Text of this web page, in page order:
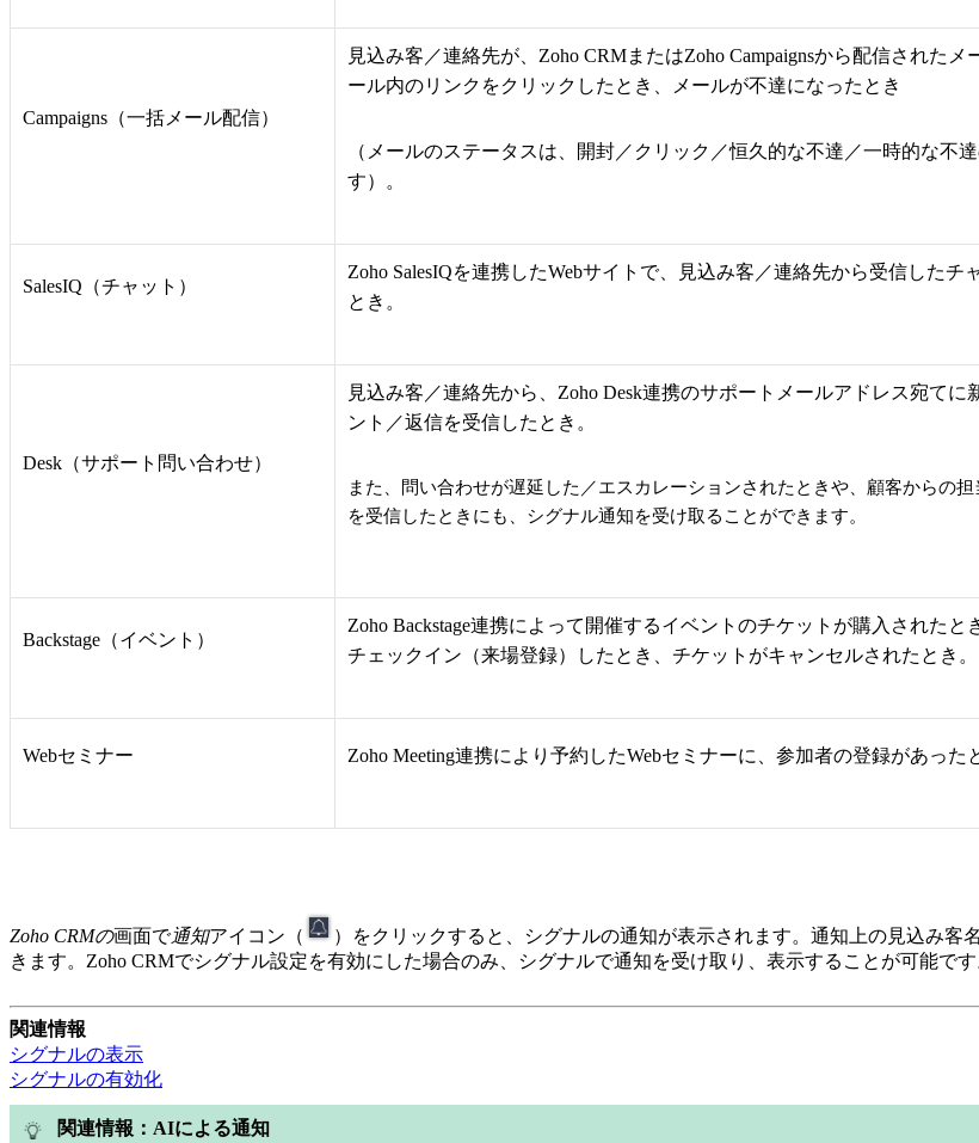
Campaigns（一括メール配信）
見込み客／連絡先が、Zoho CRMまたはZoho Campaignsから配信されたメ
ール内のリンクをクリックしたとき、メールが不達になったとき
（メールのステータスは、開封／クリック／恒久的な不達／一時的な不
す）。
SalesIQ（チャット）
Zoho SalesIQを連携したWebサイトで、見込み客／連絡先から受信したチ
とき。
Desk（サポート問い合わせ）
見込み客／連絡先から、Zoho Desk連携のサポートメールアドレス宛てに
ント／返信を受信したとき。
また、問い合わせが遅延した／エスカレーションされたときや、顧客からの
を受信したときにも、シグナル通知を受け取ることができます。
Backstage（イベント）
Zoho Backstage連携によって開催するイベントのチケットが購入されたと
チェックイン（来場登録）したとき、チケットがキャンセルされたとき。
Webセミナー Zoho Meeting連携により予約したWebセミナーに、参加者の登録があった
Zoho CRMの画面で通知アイコン（
）をクリックすると、シグナルの通知が表示されます。通知上の見込み
きます。Zoho CRMでシグナル設定を有効にした場合のみ、シグナルで通知を受け取り、表示することが可能です
関連情報
シグナルの表示
シグナルの有効化
関連情報：AIによる通知